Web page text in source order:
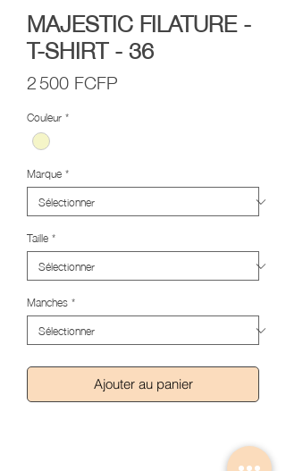
MAJESTIC FILATURE -
T-SHIRT - 36
2 500 FCFP
Couleur*
Marque*
Taille*
Manches*
Ajouter au panier